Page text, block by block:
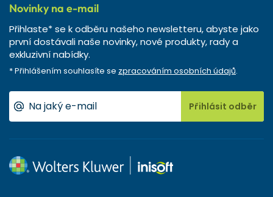
Novinky na e-mail
Přihlaste* se k odběru našeho newsletteru, abyste jako
první dostávali naše novinky, nové produkty, rady a
exkluzivní nabídky.
* Přihlášením souhlasíte se zpracováním osobních údajů.
Přihlásit odběr